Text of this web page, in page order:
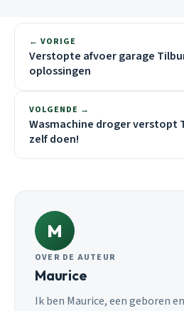
← VORIGE
Verstopte afvoer garage
oplossingen
VOLGENDE →
Wasmachine droger verstopt
zelf doen!
M
OVER DE AUTEUR
Maurice
Ik ben Maurice, een geboren